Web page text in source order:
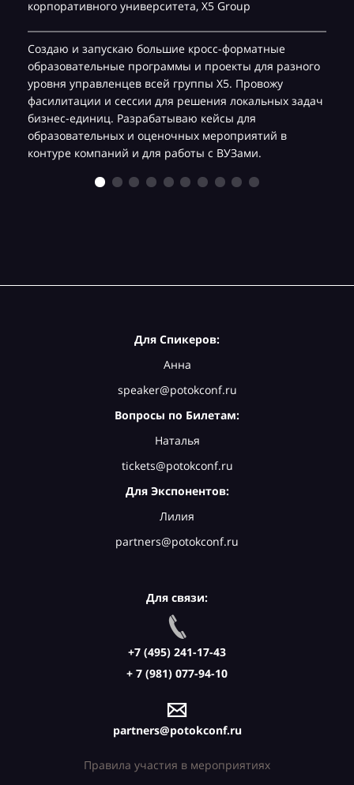
корпоративного университета, Х5 Group
Создаю и запускаю большие кросс-форматные
образовательные программы и проекты для разного
уровня управленцев всей группы Х5. Провожу
фасилитации и сессии для решения локальных задач
бизнес-единиц. Разрабатываю кейсы для
образовательных и оценочных мероприятий в
контуре компаний и для работы с ВУЗами.
Для Спикеров:
Анна
speaker@potokconf.ru
Вопросы по Билетам:
Наталья
tickets@potokconf.ru
Для Экспонентов:
Лилия
partners@potokconf.ru
Для связи:
+7 (495) 241-17-43
+ 7 (981) 077-94-10
partners@potokconf.ru
Правила участия в мероприятиях